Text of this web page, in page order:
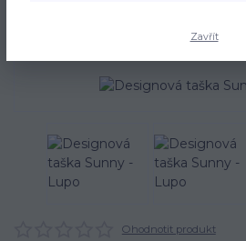
Ohodnotit produkt
Zavřít